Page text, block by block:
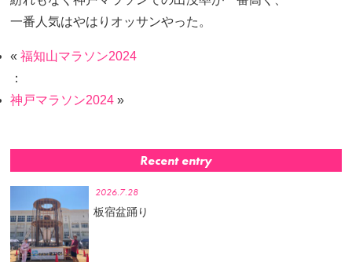
一番人気はやはりオッサンやった。
«福知山マラソン2024
：
神戸マラソン2024 »
Recent entry
2026.7.28
板宿盆踊り